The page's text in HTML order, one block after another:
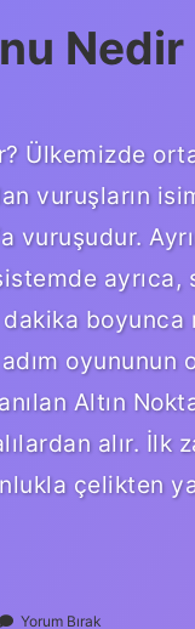
Nedir
Ülkemizde
vuruşların
vuruşudur.
boyunca
oyununun
Altın
alır.
çelikten
Yorum Bırak